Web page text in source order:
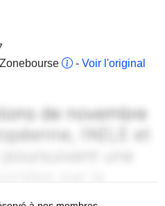
- Voir l'original